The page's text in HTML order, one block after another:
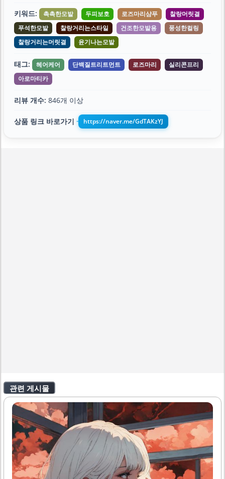
키워드: 촉촉한모발 두피보호 로즈마리샴푸
찰랑머릿결
푸석한모발
찰랑거리는스타일 건조한모발용
풍성한컬링
찰랑거리는머릿결
윤기나는모발
태그: 헤어케어 단백질트리트먼트 로즈마리
실리콘프리
아로마티카
리뷰 개수: 846개 이상
상품 링크 바로가기 ➔ https://naver.me/GdTAKzYJ
관련 게시물